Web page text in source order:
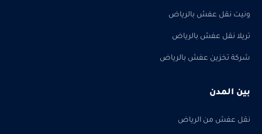
ونيت نقل عفش بالرياض
تريلا نقل عفش بالرياض
شركة تخزين عفش بالرياض
بين المدن
نقل عفش من الرياض